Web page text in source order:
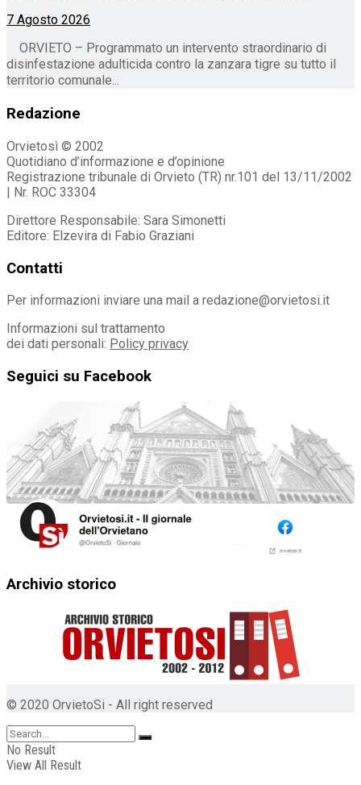
7 Agosto 2026
ORVIETO – Programmato un intervento straordinario di
disinfestazione adulticida contro la zanzara tigre su tutto il
territorio comunale...
Redazione
Orvietosì © 2002
Quotidiano d’informazione e d’opinione
Registrazione tribunale di Orvieto (TR) nr.101 del 13/11/2002
| Nr. ROC 33304
Direttore Responsabile: Sara Simonetti
Editore: Elzevira di Fabio Graziani
Contatti
Per informazioni inviare una mail a redazione@orvietosi.it
Informazioni sul trattamento
dei dati personali: Policy privacy
Seguici su Facebook
Archivio storico
© 2020 OrvietoSi - All right reserved
No Result
View All Result